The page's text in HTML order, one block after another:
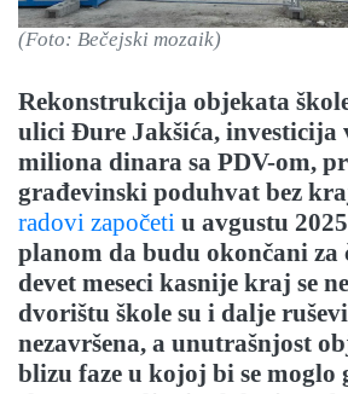
(Foto: Bečejski mozaik)
Rekonstrukcija objekata
ulici Đure Jakšića, investicija
miliona dinara sa PDV-om,
građevinski poduhvat bez
radovi započeti u avgustu
planom da budu okončani za
devet meseci kasnije kraj se
dvorištu škole su i dalje
nezavršena, a unutrašnjost
blizu faze u kojoj bi se moglo